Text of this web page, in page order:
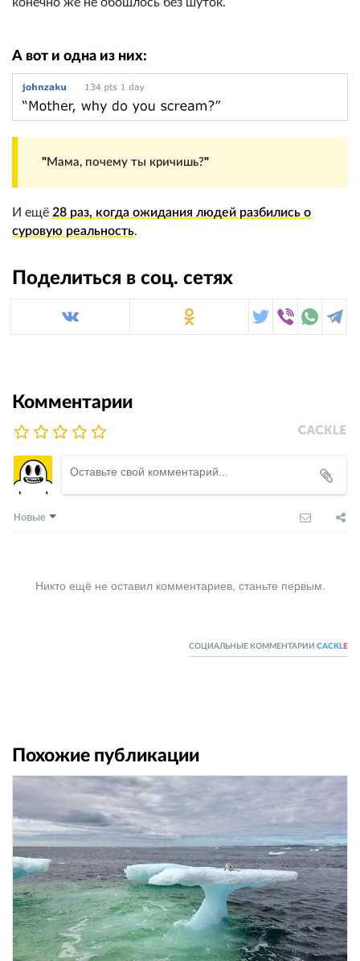
А вот и одна из них:
"Мама, почему ты кричишь?"
И ещё 28 раз, когда ожидания людей разбились о
суровую реальность.
Поделиться в соц. сетях
Комментарии
Новые
Никто ещё не оставил комментариев, станьте первым.
СОЦИАЛЬНЫЕ КОММЕНТАРИИ CACKL E
Похожие публикации